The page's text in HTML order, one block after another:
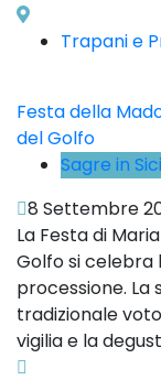
Trapani e
Festa della
del Golfo
Sagre in
8 Settembre
La Festa di
Golfo si celebra
processione. La
tradizionale
vigilia e la